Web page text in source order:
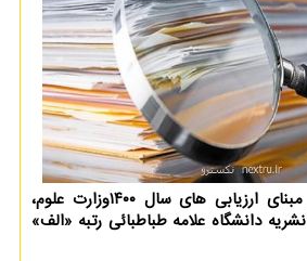
به گزارش نکسترو، بر مبنای ارزیابی های سال ۱۴۰۰وزارت علوم،
تحقیقات و فناوری، ۱۳ نشریه دانشگاه علامه طباطبائی رتبه «الف»